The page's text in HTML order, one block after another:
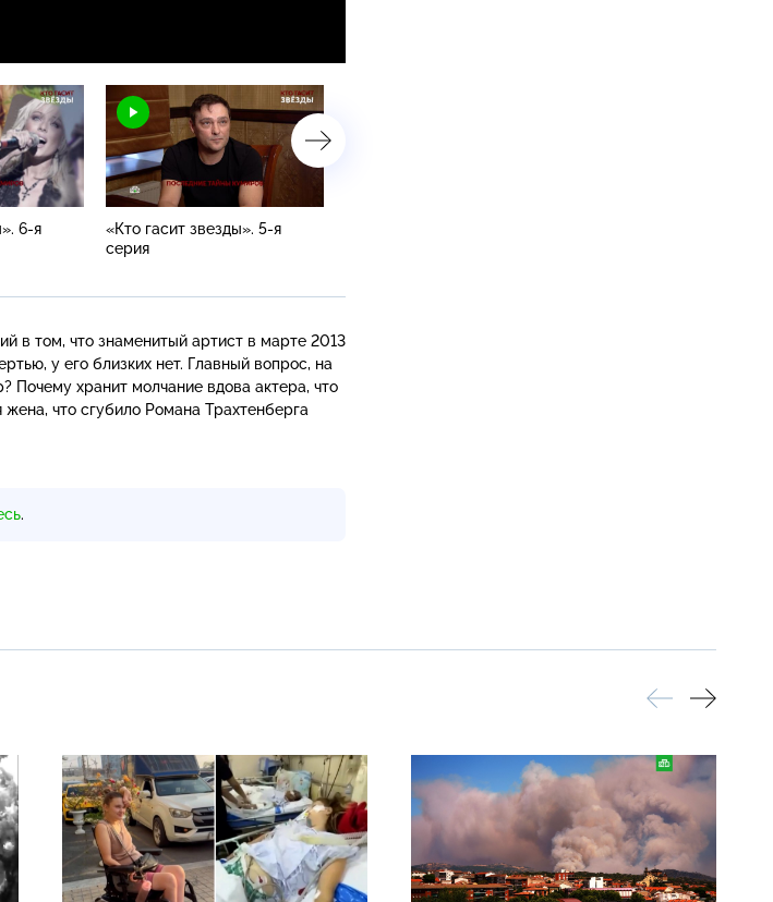
6-я
«Кто гасит звезды». 5-я
серия
в том, что знаменитый артист в марте 2013
у его близких нет. Главный вопрос, на
Почему хранит молчание вдова актера, что
что сгубило Романа Трахтенберга
.